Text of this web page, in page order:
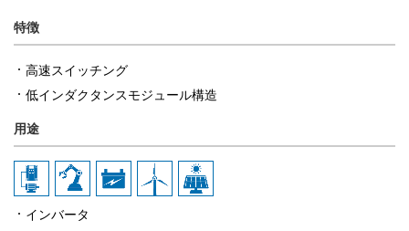
特徴
高速スイッチング
低インダクタンスモジュール構造
用途
インバータ